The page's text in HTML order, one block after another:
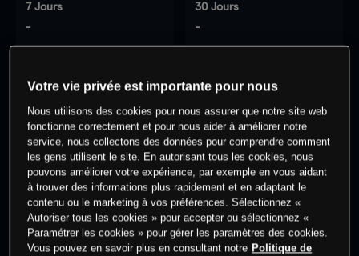
7 Jours
-
30 Jours
-
0 % des clients ont une position à
cet actif
Commencez à trader
Votre vie privée est importante pour nous
Nous utilisons des cookies pour nous assurer que notre site web
fonctionne correctement et pour nous aider à améliorer notre
service, nous collectons des données pour comprendre comment
les gens utilisent le site. En autorisant tous les cookies, nous
pouvons améliorer votre expérience, par exemple en vous aidant
à trouver des informations plus rapidement et en adaptant le
contenu ou le marketing à vos préférences. Sélectionnez «
Autoriser tous les cookies » pour accepter ou sélectionnez «
Paramétrer les cookies » pour gérer les paramètres des cookies.
Vous pouvez en savoir plus en consultant notre Politique de